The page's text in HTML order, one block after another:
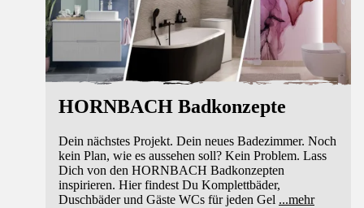
HORNBACH Badkonzepte
Dein nächstes Projekt. Dein neues Badezimmer. Noch
kein Plan, wie es aussehen soll? Kein Problem. Lass
Dich von den HORNBACH Badkonzepten
inspirieren. Hier findest Du Komplettbäder,
Duschbäder und Gäste WCs für jeden Gel ...mehr